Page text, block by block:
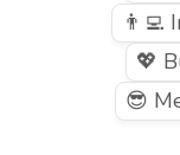
👨‍💻
💖
😎